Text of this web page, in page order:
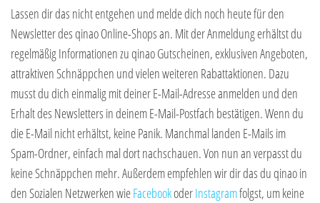
Lassen dir das nicht entgehen und melde dich noch heute für den
Newsletter des qinao Online-Shops an. Mit der Anmeldung erhältst du
regelmäßig Informationen zu qinao Gutscheinen, exklusiven Angeboten,
attraktiven Schnäppchen und vielen weiteren Rabattaktionen. Dazu
musst du dich einmalig mit deiner E-Mail-Adresse anmelden und den
Erhalt des Newsletters in deinem E-Mail-Postfach bestätigen. Wenn du
die E-Mail nicht erhältst, keine Panik. Manchmal landen E-Mails im
Spam-Ordner, einfach mal dort nachschauen. Von nun an verpasst du
keine Schnäppchen mehr. Außerdem empfehlen wir dir das du qinao in
den Sozialen Netzwerken wieFacebookoderInstagramfolgst, um keine